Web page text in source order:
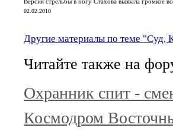
02.02.2010
Другие материалы по теме "Суд,
Читайте также на
Охранник спит -
Космодром